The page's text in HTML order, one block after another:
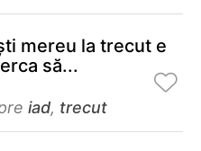
mereu la trecut e
să...
iad, trecut